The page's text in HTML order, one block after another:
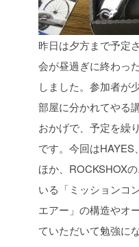
昨日は夕方まで予定
会が昼過ぎに終わっ
しました。参加者が
部屋に分かれてやる
おかげで、予定を繰
です。今回は
ほか、ROCKSHOX
いる「ミッションコ
エアー」の構造やオ
ていただいて勉強に